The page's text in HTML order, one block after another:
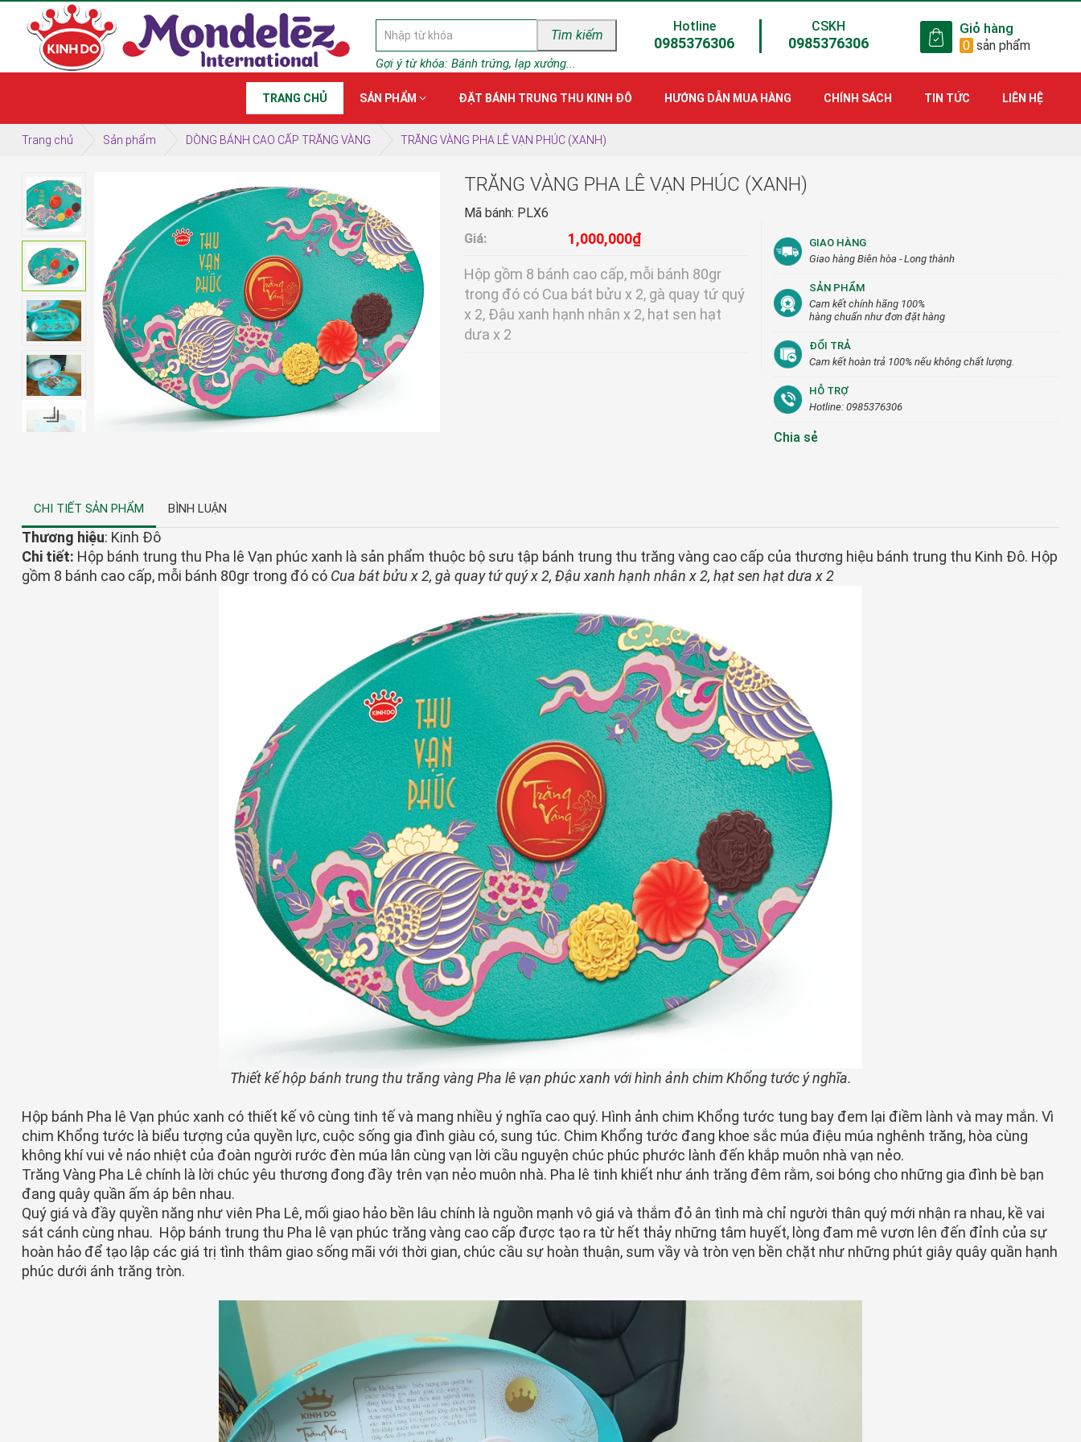
Tìm kiếm
Gợi ý từ khóa: Bánh trứng, lạp xưởng...
Hotline
0985376306
CSKH
0985376306
Giỏ hàng
0 sản phẩm
TRANG CHỦ SẢN PHẨM ĐẶT BÁNH TRUNG THU KINH ĐÔ HƯỚNG DẪN MUA HÀNG CHÍNH SÁCH TIN TỨC LIÊN HỆ
Trang chủ Sản phẩm DÒNG BÁNH CAO CẤP TRĂNG VÀNG TRĂNG VÀNG PHA LÊ VẠN PHÚC (XANH)
TRĂNG VÀNG PHA LÊ VẠN PHÚC (XANH)
Mã bánh: PLX6
Giá:
1,000,000₫
Hộp gồm 8 bánh cao cấp, mỗi bánh 80gr
trong đó có Cua bát bửu x 2, gà quay tứ quý
x 2, Đậu xanh hạnh nhân x 2, hạt sen hạt
dưa x 2
GIAO HÀNG
Giao hàng Biên hòa - Long thành
SẢN PHẨM
Cam kết chính hãng 100%
hàng chuẩn như đơn đặt hàng
ĐỔI TRẢ
Cam kết hoàn trả 100% nếu không chất lượng.
HỖ TRỢ
Hotline: 0985376306
Chia sẻ
CHI TIẾT SẢN PHẨM BÌNH LUẬN
Thương hiệu: Kinh Đô
Chi tiết: Hộp bánh trung thu Pha lê Vạn phúc xanh là sản phẩm thuộc bộ sưu tập bánh trung thu trăng vàng cao cấp của thương hiệu bánh trung thu Kinh Đô. Hộp
gồm 8 bánh cao cấp, mỗi bánh 80gr trong đó có Cua bát bửu x 2, gà quay tứ quý x 2, Đậu xanh hạnh nhân x 2, hạt sen hạt dưa x 2
Thiết kế hộp bánh trung thu trăng vàng Pha lê vạn phúc xanh với hình ảnh chim Khổng tước ý nghĩa.
Hộp bánh Pha lê Vạn phúc xanh có thiết kế vô cùng tinh tế và mang nhiều ý nghĩa cao quý. Hình ảnh chim Khổng tước tung bay đem lại điềm lành và may mắn. Vì
chim Khổng tước là biểu tượng của quyền lực, cuộc sống gia đình giàu có, sung túc. Chim Khổng tước đang khoe sắc múa điệu múa nghênh trăng, hòa cùng
không khí vui vẻ náo nhiệt của đoàn người rước đèn múa lân cùng vạn lời cầu nguyện chúc phúc phước lành đến khắp muôn nhà vạn nẻo.
Trăng Vàng Pha Lê chính là lời chúc yêu thương đong đầy trên vạn nẻo muôn nhà. Pha lê tinh khiết như ánh trăng đêm rằm, soi bóng cho những gia đình bè bạn
đang quây quần ấm áp bên nhau.
Quý giá và đầy quyền năng như viên Pha Lê, mối giao hảo bền lâu chính là nguồn mạnh vô giá và thắm đỏ ân tình mà chỉ người thân quý mới nhận ra nhau, kề vai
sát cánh cùng nhau. Hộp bánh trung thu Pha lê vạn phúc trăng vàng cao cấp được tạo ra từ hết thảy những tâm huyết, lòng đam mê vươn lên đến đỉnh của sự
hoàn hảo để tạo lập các giá trị tình thâm giao sống mãi với thời gian, chúc cầu sự hoàn thuận, sum vầy và tròn vẹn bền chặt như những phút giây quây quần hạnh
phúc dưới ánh trăng tròn.